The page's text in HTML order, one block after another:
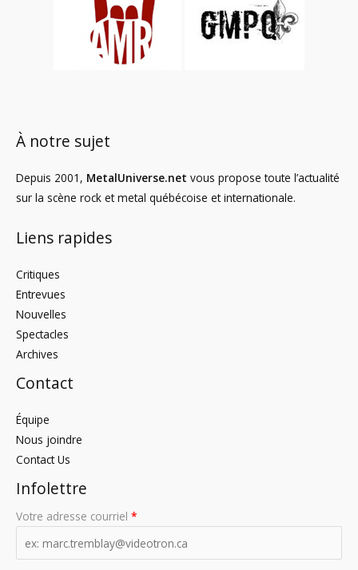
À notre sujet
Depuis 2001, MetalUniverse.net vous propose toute l’actualité
sur la scène rock et metal québécoise et internationale.
Liens rapides
Critiques
Entrevues
Nouvelles
Spectacles
Archives
Contact
Équipe
Nous joindre
Contact Us
Infolettre
Votre adresse courriel *